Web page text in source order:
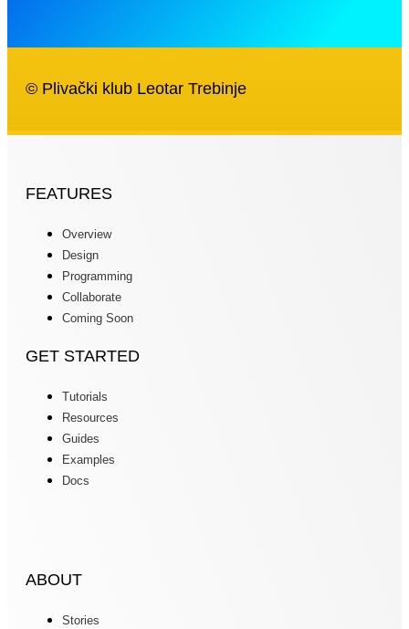
© Plivački klub Leotar Trebinje
FEATURES
Overview
Design
Programming
Collaborate
Coming Soon
GET STARTED
Tutorials
Resources
Guides
Examples
Docs
ABOUT
Stories